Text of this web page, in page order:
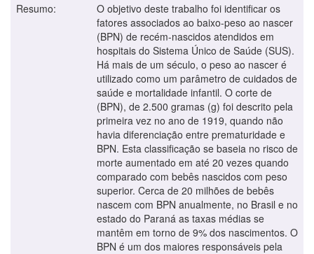
Resumo:
O objetivo deste trabalho foi identificar os
fatores associados ao baixo-peso ao nascer
(BPN) de recém-nascidos atendidos em
hospitais do Sistema Único de Saúde (SUS).
Há mais de um século, o peso ao nascer é
utilizado como um parâmetro de cuidados de
saúde e mortalidade infantil. O corte de
(BPN), de 2.500 gramas (g) foi descrito pela
primeira vez no ano de 1919, quando não
havia diferenciação entre prematuridade e
BPN. Esta classificação se baseia no risco de
morte aumentado em até 20 vezes quando
comparado com bebês nascidos com peso
superior. Cerca de 20 milhões de bebês
nascem com BPN anualmente, no Brasil e no
estado do Paraná as taxas médias se
mantêm em torno de 9% dos nascimentos. O
BPN é um dos maiores responsáveis pela